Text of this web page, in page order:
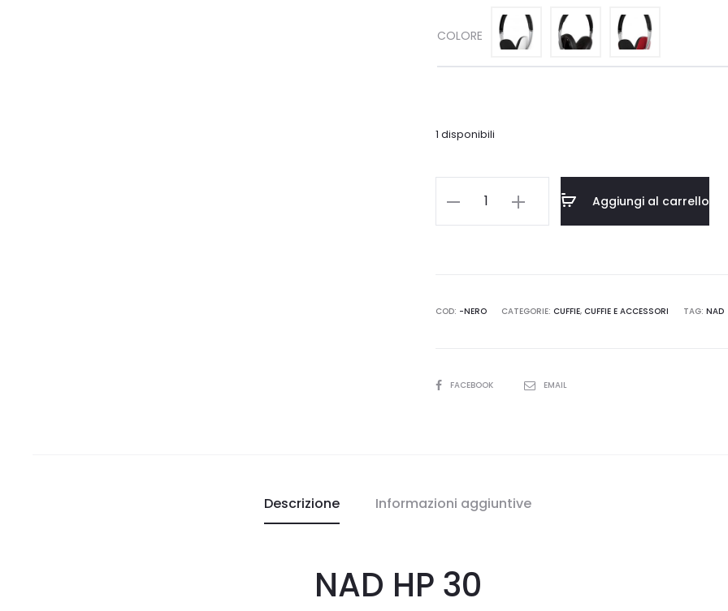
originale
era:
attuale
è:
COLORE
1 disponibili
Aggiungi al carrello
COD: -NERO CATEGORIE:CUFFIE,CUFFIE E ACCESSORI TAG:NAD
SHAREFACEBOOK EMAIL
Descrizione Informazioni aggiuntive
NAD HP 30